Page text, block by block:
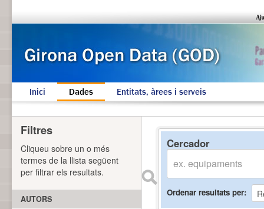
Inici Dades Entitats, àrees i serveis
Cercador
Ordenar resultats per
Filtres
Cliqueu sobre un o més
termes de la llista següent
per filtrar els resultats.
AUTORS